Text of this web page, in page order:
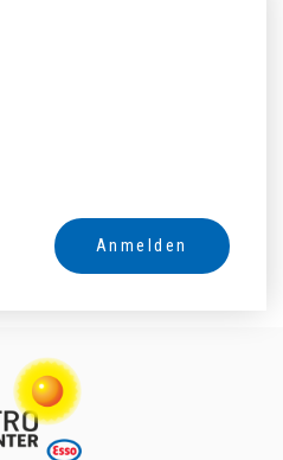
Anmelden